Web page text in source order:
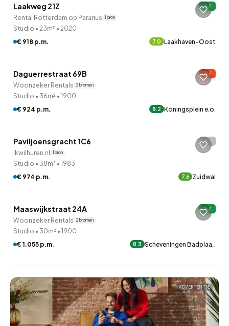
Laakweg 21Z A
Rental Rotterdam op Pararius 1 bron
Studio • 23m² • 2020
€ 918 p.m.
7.0 Laakhaven-Oost
QUICKLANE™
Daguerrestraat 69B F
Woonzeker Rentals 2 bronnen
Studio • 36m² • 1900
€ 924 p.m.
8.2 Koningsplein e.o.
Betaald reageren
Paviljoensgracht 1C6 -
ikwilhuren.nl 1 bron
Studio • 38m² • 1983
€ 974 p.m.
7.6 Zuidwal
QUICKLANE™
Maaswijkstraat 24A A
Woonzeker Rentals 2 bronnen
Studio • 30m² • 1900
€ 1.055 p.m.
8.3 Scheveningen Badplaa…
ADVERTENTIE